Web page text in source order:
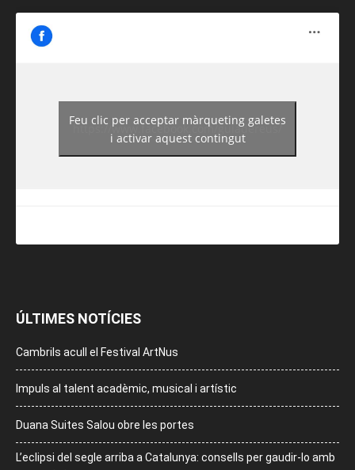
https://www.facebook.com/guiadereus/
Feu clic per acceptar màrqueting galetes
i activar aquest contingut
ÚLTIMES NOTÍCIES
Cambrils acull el Festival ArtNus
Impuls al talent acadèmic, musical i artístic
Duana Suites Salou obre les portes
L’eclipsi del segle arriba a Catalunya: consells per gaudir-lo amb